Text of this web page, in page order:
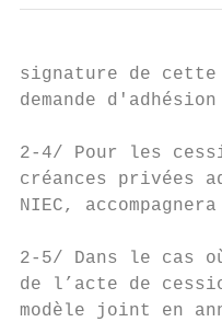
signature de cette
demande
2-4/ Pour les
créances privées
NIEC,
2-5/ Dans le cas
de l’acte de
modèle joint en